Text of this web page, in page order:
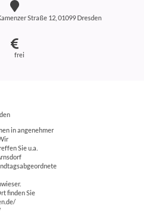
Straße 12, 01099 Dresden
frei
in angenehmer
Sie u.a.
finden Sie